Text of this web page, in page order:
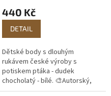
440 Kč
DETAIL
Dětské body s dlouhým
rukávem české výroby s
potiskem ptáka - dudek
chocholatý - bílé. 🎨Autorský,
ručně malovaný motiv. 🖨️Vlastní